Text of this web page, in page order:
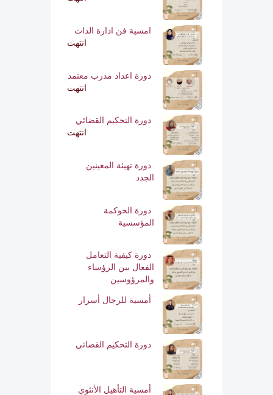
امسية فن ادارة الذات
انتهت
دورة اعداد مدرب معتمد
انتهت
دورة التحكيم القضائي
انتهت
دورة تهيئة المعينين
الجدد
دورة الحوكمة
المؤسسية
دورة كيفية التعامل
الفعال بين الرؤساء
والمرؤوسين
أمسية للرجال أسرار
دورة التحكيم القضائي
أمسية التأهيل الأنثوي